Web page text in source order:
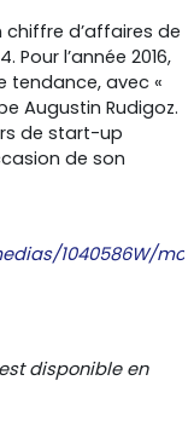
chiffre d’affaires de
Pour l’année 2016,
tendance, avec «
Augustin Rudigoz.
de start-up
de son
1040586W/
disponible en